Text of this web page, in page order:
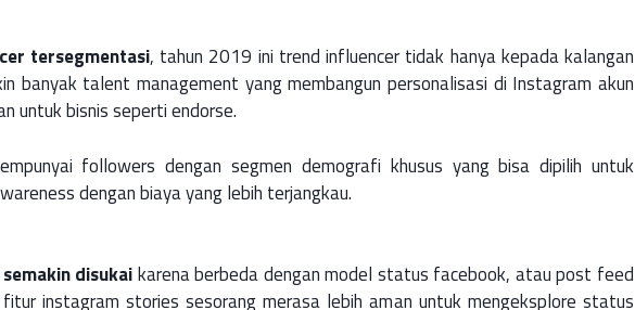
tersegmentasi, tahun 2019 ini trend influencer tidak hanya kepada kalangan
banyak talent management yang membangun personalisasi di Instagram akun
untuk bisnis seperti endorse.
followers dengan segmen demografi khusus yang bisa dipilih untuk
dengan biaya yang lebih terjangkau.
disukaikarena berbeda dengan model status facebook, atau post feed
instagram stories sesorang merasa lebih aman untuk mengeksplore status